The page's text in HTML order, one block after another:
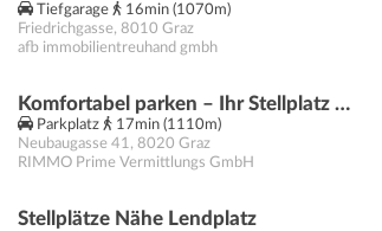
Tiefgarage
16min (1070m)
Friedrichgasse, 8010 Graz
afb immobilientreuhand gmbh
Komfortabel parken – Ihr Stellplatz steht bereit!
Parkplatz
17min (1110m)
Neubaugasse 41, 8020 Graz
RIMMO Prime Vermittlungs GmbH
Stellplätze Nähe Lendplatz